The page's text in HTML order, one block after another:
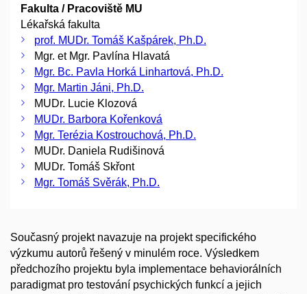
Fakulta / Pracoviště MU
Lékařská fakulta
prof. MUDr. Tomáš Kašpárek, Ph.D.
Mgr. et Mgr. Pavlína Hlavatá
Mgr. Bc. Pavla Horká Linhartová, Ph.D.
Mgr. Martin Jáni, Ph.D.
MUDr. Lucie Klozová
MUDr. Barbora Kořenková
Mgr. Terézia Kostrouchová, Ph.D.
MUDr. Daniela Rudišinová
MUDr. Tomáš Skřont
Mgr. Tomáš Svěrák, Ph.D.
Současný projekt navazuje na projekt specifického
výzkumu autorů řešený v minulém roce. Výsledkem
předchozího projektu byla implementace behaviorálních
paradigmat pro testování psychických funkcí a jejich